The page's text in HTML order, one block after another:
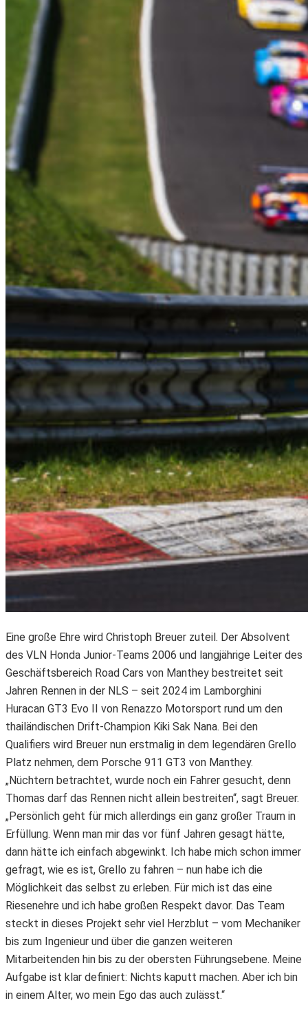
Eine große Ehre wird Christoph Breuer zuteil. Der Absolvent
des VLN Honda Junior-Teams 2006 und langjährige Leiter des
Geschäftsbereich Road Cars von Manthey bestreitet seit
Jahren Rennen in der NLS – seit 2024 im Lamborghini
Huracan GT3 Evo II von Renazzo Motorsport rund um den
thailändischen Drift-Champion Kiki Sak Nana. Bei den
Qualifiers wird Breuer nun erstmalig in dem legendären Grello
Platz nehmen, dem Porsche 911 GT3 von Manthey.
„Nüchtern betrachtet, wurde noch ein Fahrer gesucht, denn
Thomas darf das Rennen nicht allein bestreiten“, sagt Breuer.
„Persönlich geht für mich allerdings ein ganz großer Traum in
Erfüllung. Wenn man mir das vor fünf Jahren gesagt hätte,
dann hätte ich einfach abgewinkt. Ich habe mich schon immer
gefragt, wie es ist, Grello zu fahren – nun habe ich die
Möglichkeit das selbst zu erleben. Für mich ist das eine
Riesenehre und ich habe großen Respekt davor. Das Team
steckt in dieses Projekt sehr viel Herzblut – vom Mechaniker
bis zum Ingenieur und über die ganzen weiteren
Mitarbeitenden hin bis zu der obersten Führungsebene. Meine
Aufgabe ist klar definiert: Nichts kaputt machen. Aber ich bin
in einem Alter, wo mein Ego das auch zulässt.“